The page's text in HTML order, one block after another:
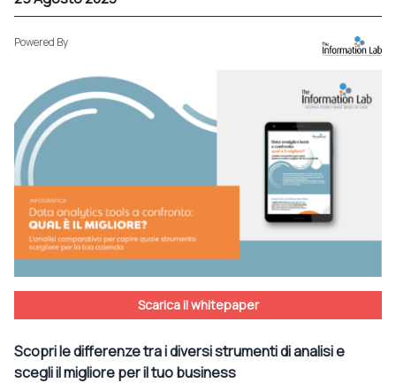
Powered By
Scarica il whitepaper
Scopri le differenze tra i diversi strumenti di analisi e
scegli il migliore per il tuo business